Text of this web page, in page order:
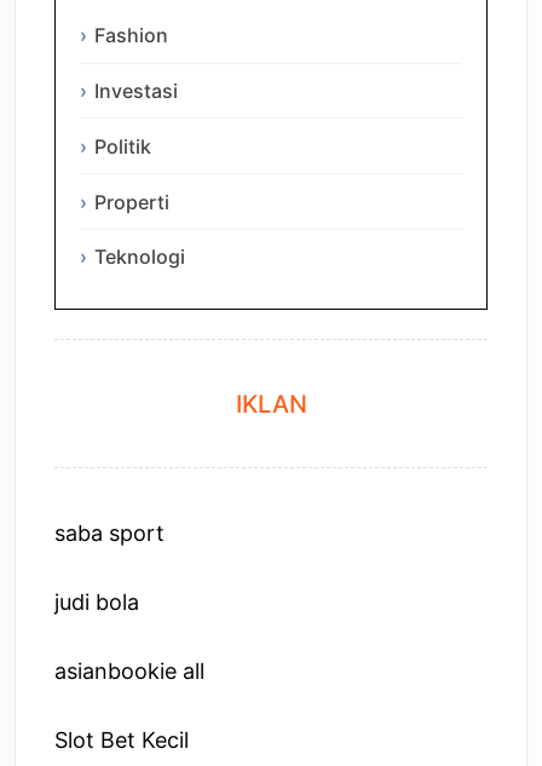
Fashion
Investasi
Politik
Properti
Teknologi
IKLAN
saba sport
judi bola
asianbookie all
Slot Bet Kecil